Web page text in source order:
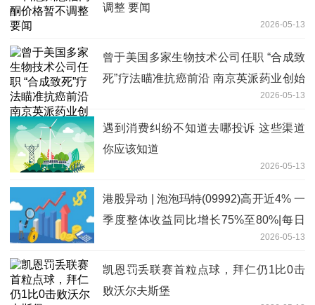
调整 要闻
2026-05-13
曾于美国多家生物技术公司任职 “合成致
死”疗法瞄准抗癌前沿 南京英派药业创始
2026-05-13
遇到消费纠纷不知道去哪投诉 这些渠道
你应该知道
2026-05-13
港股异动 | 泡泡玛特(09992)高开近4% 一
季度整体收益同比增长75%至80%|每日
2026-05-13
凯恩罚丢联赛首粒点球，拜仁仍1比0击
败沃尔夫斯堡